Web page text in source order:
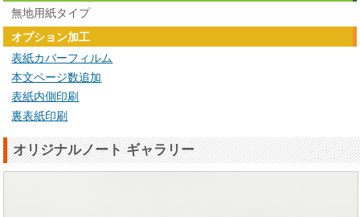
無地用紙タイプ
オプション加工
表紙カバーフィルム
本文ページ数追加
表紙内側印刷
裏表紙印刷
オリジナルノート ギャラリー